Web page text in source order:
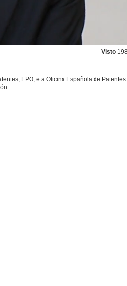
Visto
EPO, e a Oficina Española de Patentes